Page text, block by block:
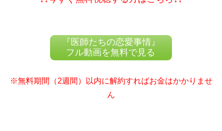
『医師たちの恋愛事情』
フル動画を無料で見る
※無料期間（2週間）以内に解約すればお金はかかりませ
ん